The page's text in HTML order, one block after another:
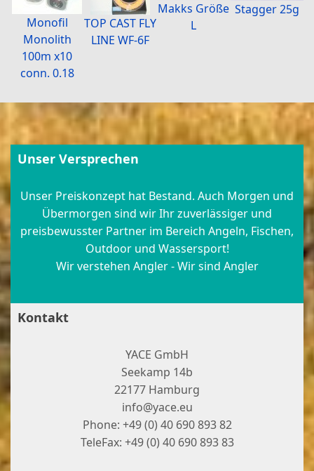
Monofil
Monolith
100m x10
conn. 0.18
TOP CAST FLY
LINE WF-6F
Makks Größe
L
Stagger 25g
Unser Versprechen
Unser Preiskonzept hat Bestand. Auch Morgen und
Übermorgen sind wir Ihr zuverlässiger und
preisbewusster Partner im Bereich Angeln, Fischen,
Outdoor und Wassersport!
Wir verstehen Angler - Wir sind Angler
Kontakt
YACE GmbH
Seekamp 14b
22177 Hamburg
info@yace.eu
Phone: +49 (0) 40 690 893 82
TeleFax: +49 (0) 40 690 893 83